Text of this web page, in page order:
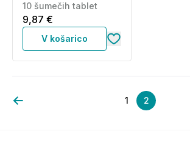
10 šumečih tablet
9,87 €
V košarico
1 2